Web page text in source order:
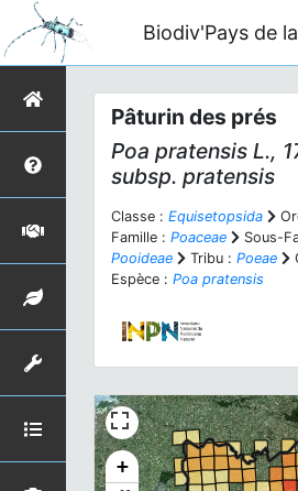
Biodiv'Pays de
Pâturin des prés
Poa pratensis L.,
subsp. pratensis
Classe : Equisetopsida
Famille : Poaceae
Sous-
Pooideae
Tribu : Poeae
Espèce : Poa pratensis
+